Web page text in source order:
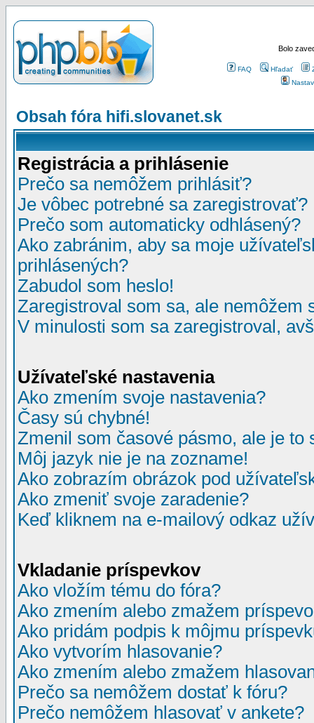
Bolo
FAQ Hľadať
Obsah fóra hifi.slovanet.sk
Registrácia a prihlásenie
Prečo sa nemôžem prihlásiť?
Je vôbec potrebné sa zaregistrovať?
Prečo som automaticky odhlásený?
Ako zabránim, aby sa moje
prihlásených?
Zabudol som heslo!
Zaregistroval som sa, ale nemôžem
V minulosti som sa zaregistroval,
Užívateľské nastavenia
Ako zmením svoje nastavenia?
Časy sú chybné!
Zmenil som časové pásmo, ale je to
Môj jazyk nie je na zozname!
Ako zobrazím obrázok pod
Ako zmeniť svoje zaradenie?
Keď kliknem na e-mailový odkaz
Vkladanie príspevkov
Ako vložím tému do fóra?
Ako zmením alebo zmažem
Ako pridám podpis k môjmu
Ako vytvorím hlasovanie?
Ako zmením alebo zmažem
Prečo sa nemôžem dostať k fóru?
Prečo nemôžem hlasovať v ankete?